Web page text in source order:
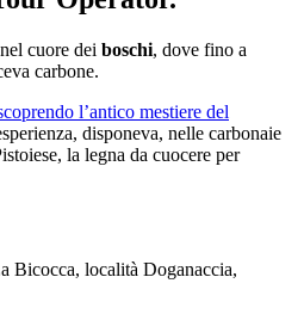
cuore dei boschi, dove fino a
carbone.
l’antico mestiere del
disponeva, nelle carbonaie
la legna da cuocere per
Bicocca, località Doganaccia,